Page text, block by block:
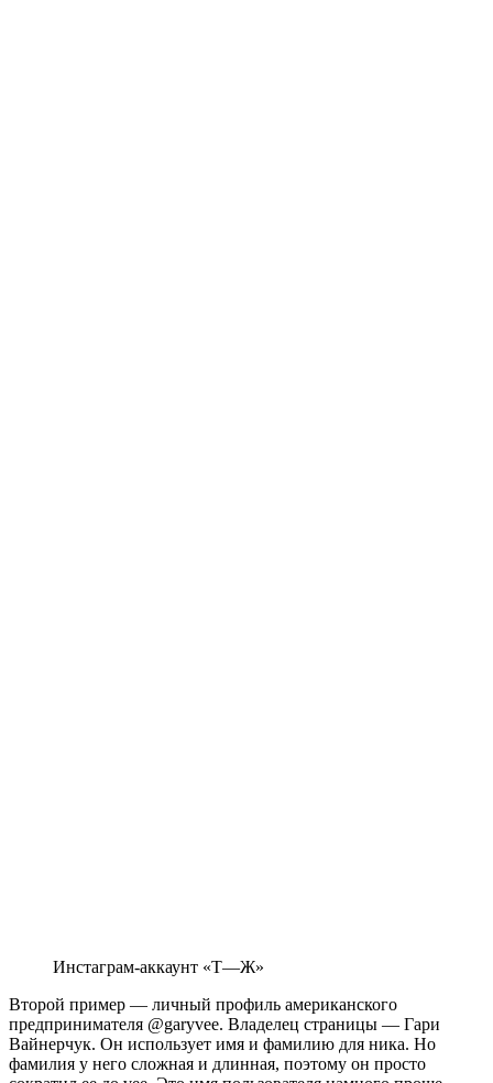
Инстаграм-аккаунт «Т—Ж»
Второй пример — личный профиль американского
предпринимателя @garyvee. Владелец страницы — Гари
Вайнерчук. Он использует имя и фамилию для ника. Но
фамилия у него сложная и длинная, поэтому он просто